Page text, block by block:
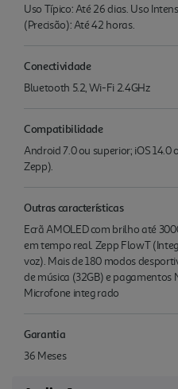
Uso Típico: Até 26 dias. Uso
(Precisão): Até 42 horas.
Conectividade
Bluetooth 5.2, Wi-Fi 2.4GHz
Compatibilidade
Android 7.0 ou superior; iOS
Zepp).
Outras características
Ecrã AMOLED com brilho até
em tempo real. Zepp FlowT
voz). Mais de 180 modos
de música (32GB) e pagamentos
Microfone integ rado
Garantia
36 Meses